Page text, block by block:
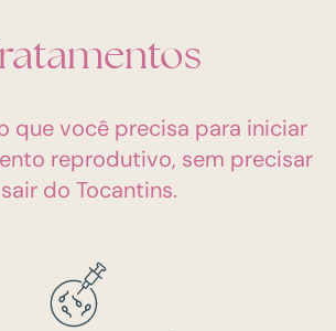
que você precisa para iniciar
reprodutivo, sem precisar
sair do Tocantins.